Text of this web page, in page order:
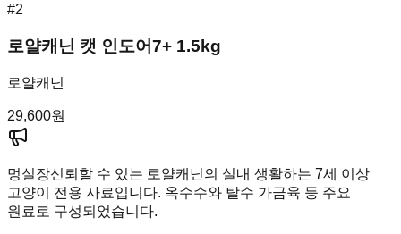
#2
로얄캐닌 캣 인도어7+ 1.5kg
로얄캐닌
29,600원
멍실장신뢰할 수 있는 로얄캐닌의 실내 생활하는 7세 이상
고양이 전용 사료입니다. 옥수수와 탈수 가금육 등 주요
원료로 구성되었습니다.